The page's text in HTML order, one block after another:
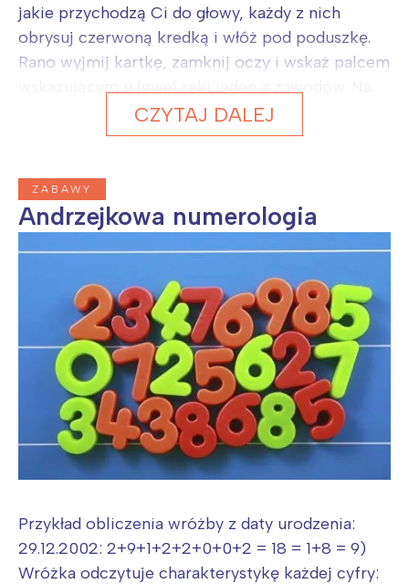
jakie przychodzą Ci do głowy, każdy z nich
obrysuj czerwoną kredką i włóż pod poduszkę.
Rano wyjmij kartkę, zamknij oczy i wskaż palcem
CZYTAJ DALEJ
ZABAWY
Andrzejkowa numerologia
Przykład obliczenia wróżby z daty urodzenia:
29.12.2002: 2+9+1+2+2+0+0+2 = 18 = 1+8 = 9)
Wróżka odczytuje charakterystykę każdej cyfry: